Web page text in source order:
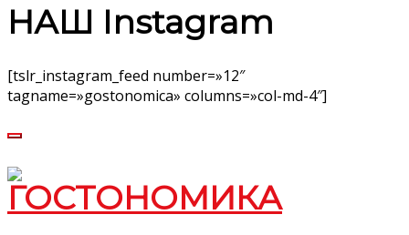
НАШ Instagram
[tslr_instagram_feed number=»12″
tagname=»gostonomica» columns=»col-md-4″]